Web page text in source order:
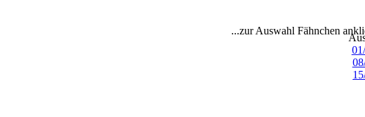
...zur Auswahl Fähnchen